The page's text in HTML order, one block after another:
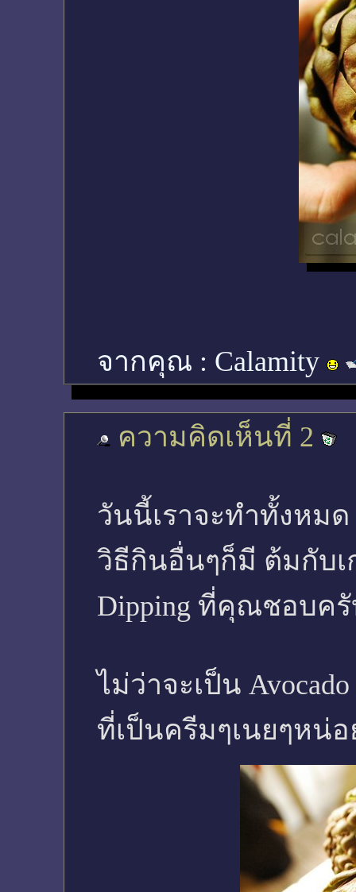
จากคุณ : Calamity
ความคิดเห็นที่ 2
วันนี้เราจะทำทั้งหม
วิธีกินอื่นๆก็มี ต้มกับเ
Dipping ที่คุณชอบค
ไม่ว่าจะเป็น
ที่เป็นครีมๆเนยๆหน่